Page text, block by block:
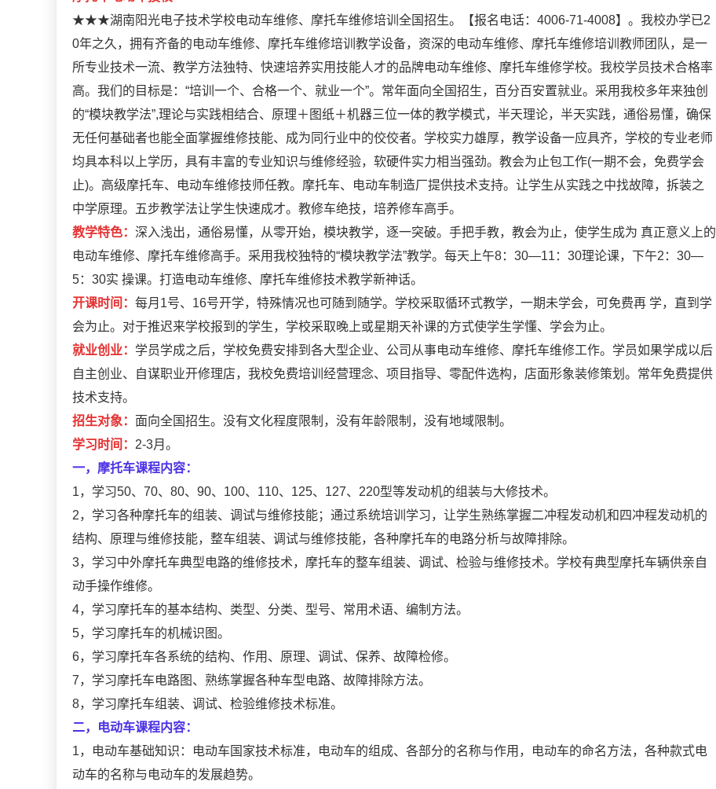
★★★湖南阳光电子技术学校电动车维修、摩托车维修培训全国招生。【报名电话：4006-71-4008】。我校办学已2
0年之久，拥有齐备的电动车维修、摩托车维修培训教学设备，资深的电动车维修、摩托车维修培训教师团队，是一
所专业技术一流、教学方法独特、快速培养实用技能人才的品牌电动车维修、摩托车维修学校。我校学员技术合格率
高。我们的目标是：“培训一个、合格一个、就业一个”。常年面向全国招生，百分百安置就业。采用我校多年来独创
的“模块教学法”,理论与实践相结合、原理＋图纸＋机器三位一体的教学模式，半天理论，半天实践，通俗易懂，确保
无任何基础者也能全面掌握维修技能、成为同行业中的佼佼者。学校实力雄厚，教学设备一应具齐，学校的专业老师
均具本科以上学历，具有丰富的专业知识与维修经验，软硬件实力相当强劲。教会为止包工作(一期不会，免费学会
止)。高级摩托车、电动车维修技师任教。摩托车、电动车制造厂提供技术支持。让学生从实践之中找故障，拆装之
中学原理。五步教学法让学生快速成才。教修车绝技，培养修车高手。
教学特色： 深入浅出，通俗易懂，从零开始，模块教学，逐一突破。手把手教，教会为止，使学生成为 真正意义上的
电动车维修、摩托车维修高手。采用我校独特的“模块教学法”教学。每天上午8：30—11：30理论课，下午2：30—
5：30实 操课。打造电动车维修、摩托车维修技术教学新神话。
开课时间： 每月1号、16号开学，特殊情况也可随到随学。学校采取循环式教学，一期未学会，可免费再 学，直到学
会为止。对于推迟来学校报到的学生，学校采取晚上或星期天补课的方式使学生学懂、学会为止。
就业创业： 学员学成之后，学校免费安排到各大型企业、公司从事电动车维修、摩托车维修工作。学员如果学成以后
自主创业、自谋职业开修理店，我校免费培训经营理念、项目指导、零配件选构，店面形象装修策划。常年免费提供
技术支持。
招生对象： 面向全国招生。没有文化程度限制，没有年龄限制，没有地域限制。
学习时间： 2-3月。
一，摩托车课程内容：
1，学习50、70、80、90、100、110、125、127、220型等发动机的组装与大修技术。
2，学习各种摩托车的组装、调试与维修技能；通过系统培训学习，让学生熟练掌握二冲程发动机和四冲程发动机的
结构、原理与维修技能，整车组装、调试与维修技能，各种摩托车的电路分析与故障排除。
3，学习中外摩托车典型电路的维修技术，摩托车的整车组装、调试、检验与维修技术。学校有典型摩托车辆供亲自
动手操作维修。
4，学习摩托车的基本结构、类型、分类、型号、常用术语、编制方法。
5，学习摩托车的机械识图。
6，学习摩托车各系统的结构、作用、原理、调试、保养、故障检修。
7，学习摩托车电路图、熟练掌握各种车型电路、故障排除方法。
8，学习摩托车组装、调试、检验维修技术标准。
二，电动车课程内容：
1，电动车基础知识：电动车国家技术标准，电动车的组成、各部分的名称与作用，电动车的命名方法，各种款式电
动车的名称与电动车的发展趋势。